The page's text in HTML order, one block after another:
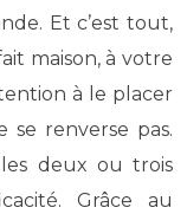
Et c’est tout,
maison, à votre
à le placer
renverse pas.
deux ou trois
Grâce au